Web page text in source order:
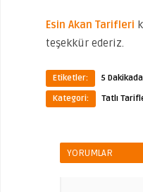
Esin Akan Tarifleri
teşekkür ederiz.
Etiketler:
5
Kategori:
Tatlı
YORUMLAR